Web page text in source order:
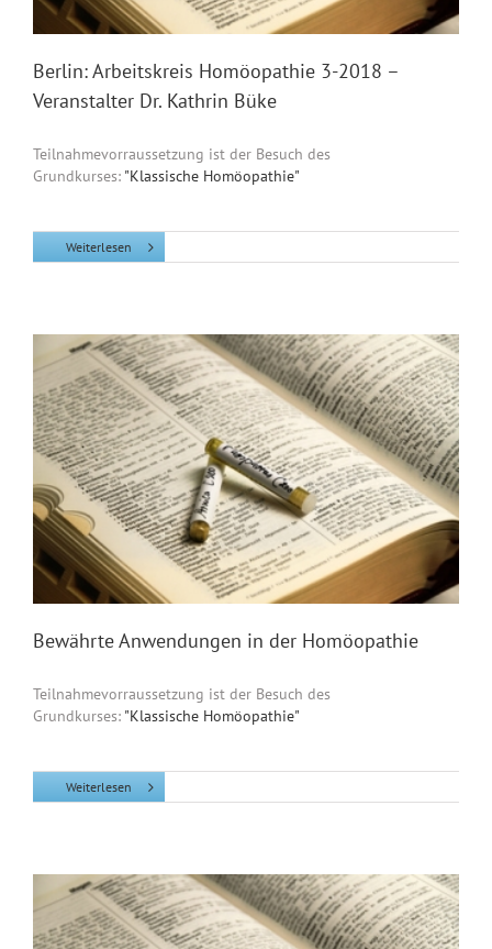
Berlin: Arbeitskreis Homöopathie 3-2018 –
Veranstalter Dr. Kathrin Büke
Teilnahmevorraussetzung ist der Besuch des
Grundkurses: "Klassische Homöopathie"
Weiterlesen
Bewährte Anwendungen in der Homöopathie
Teilnahmevorraussetzung ist der Besuch des
Grundkurses: "Klassische Homöopathie"
Weiterlesen